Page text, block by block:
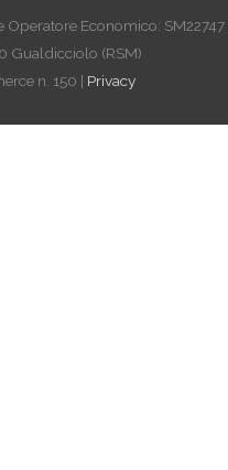
Economico: SM22747
Gualdicciolo (RSM)
n. 150 | Privacy